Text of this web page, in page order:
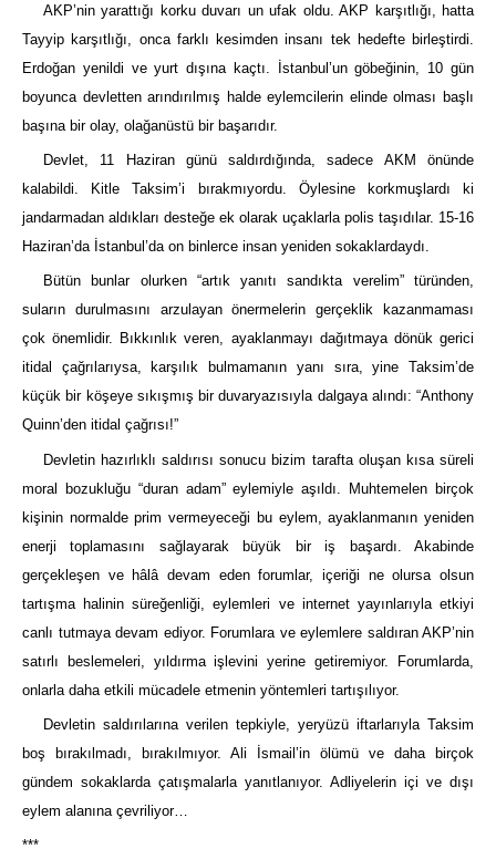
AKP’nin yarattığı korku duvarı un ufak oldu. AKP karşıtlığı, hatta
Tayyip karşıtlığı, onca farklı kesimden insanı tek hedefte birleştirdi.
Erdoğan yenildi ve yurt dışına kaçtı. İstanbul’un göbeğinin, 10 gün
boyunca devletten arındırılmış halde eylemcilerin elinde olması başlı
başına bir olay, olağanüstü bir başarıdır.
Devlet, 11 Haziran günü saldırdığında, sadece AKM önünde
kalabildi. Kitle Taksim’i bırakmıyordu. Öylesine korkmuşlardı ki
jandarmadan aldıkları desteğe ek olarak uçaklarla polis taşıdılar. 15-16
Haziran’da İstanbul’da on binlerce insan yeniden sokaklardaydı.
Bütün bunlar olurken “artık yanıtı sandıkta verelim” türünden,
suların durulmasını arzulayan önermelerin gerçeklik kazanmaması
çok önemlidir. Bıkkınlık veren, ayaklanmayı dağıtmaya dönük gerici
itidal çağrılarıysa, karşılık bulmamanın yanı sıra, yine Taksim’de
küçük bir köşeye sıkışmış bir duvaryazısıyla dalgaya alındı: “Anthony
Quinn’den itidal çağrısı!”
Devletin hazırlıklı saldırısı sonucu bizim tarafta oluşan kısa süreli
moral bozukluğu “duran adam” eylemiyle aşıldı. Muhtemelen birçok
kişinin normalde prim vermeyeceği bu eylem, ayaklanmanın yeniden
enerji toplamasını sağlayarak büyük bir iş başardı. Akabinde
gerçekleşen ve hâlâ devam eden forumlar, içeriği ne olursa olsun
tartışma halinin süreğenliği, eylemleri ve internet yayınlarıyla etkiyi
canlı tutmaya devam ediyor. Forumlara ve eylemlere saldıran AKP’nin
satırlı beslemeleri, yıldırma işlevini yerine getiremiyor. Forumlarda,
onlarla daha etkili mücadele etmenin yöntemleri tartışılıyor.
Devletin saldırılarına verilen tepkiyle, yeryüzü iftarlarıyla Taksim
boş bırakılmadı, bırakılmıyor. Ali İsmail’in ölümü ve daha birçok
gündem sokaklarda çatışmalarla yanıtlanıyor. Adliyelerin içi ve dışı
eylem alanına çevriliyor…
***